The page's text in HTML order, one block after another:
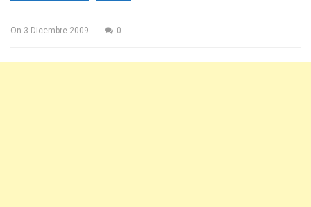
On 3 Dicembre 2009 0